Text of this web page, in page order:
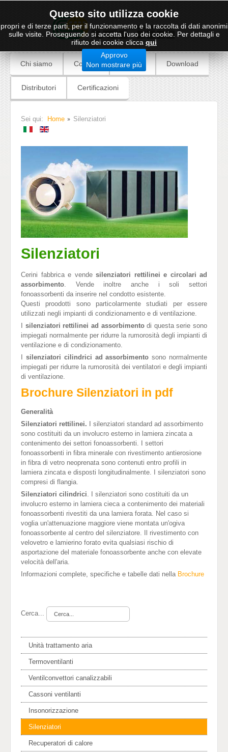
Chi siamo Contatti Prodotti Download
Distributori Certificazioni
Sei qui: Home Silenziatori
Silenziatori
Cerini fabbrica e vende silenziatori rettilinei e circolari ad
assorbimento. Vende inoltre anche i soli settori
fonoassorbenti da inserire nel condotto esistente.
Questi proodotti sono particolarmente studiati per essere
utilizzati negli impianti di condizionamento e di ventilazione.
silenziatori rettilinei ad assorbimentodi questa serie sono
impiegati normalmente per ridurre la rumorosità degli impianti di
ventilazione e di condizionamento.
silenziatori cilindrici ad assorbimento sono normalmente
impiegati per ridurre la rumorosità dei ventilatori e degli impianti
di ventilazione.
Brochure Silenziatori in pdf
Generalità
Silenziatori rettilinei. I silenziatori standard ad assorbimento
sono costituiti da un involucro esterno in lamiera zincata a
contenimento dei settori fonoassorbenti. I settori
fonoassorbenti in fibra minerale con rivestimento antierosione
in fibra di vetro neoprenata sono contenuti entro profili in
lamiera zincata e disposti longitudinalmente. I silenziatori sono
compresi di flangia.
Silenziatori cilindrici. I silenziatori sono costituiti da un
involucro esterno in lamiera cieca a contenimento dei materiali
fonoassorbenti rivestiti da una lamiera forata. Nel caso si
voglia un'attenuazione maggiore viene montata un'ogiva
fonoassorbente al centro del silenziatore. Il rivestimento con
velovetro e lamierino forato evita qualsiasi rischio di
asportazione del materiale fonoassorbente anche con elevate
velocità dell'aria.
Informazioni complete, specifiche e tabelle dati nella Brochure
Cerca...
Unità trattamento aria
Termoventilanti
Ventilconvettori canalizzabili
Cassoni ventilanti
Insonorizzazione
Silenziatori
Recuperatori di calore
Questo sito utilizza cookie
propri e di terze parti, per il funzionamento e la raccolta di dati anonimi
sulle visite. Proseguendo si accetta l'uso dei cookie. Per dettagli e
rifiuto dei cookie clicca qui
Approvo
Non mostrare più